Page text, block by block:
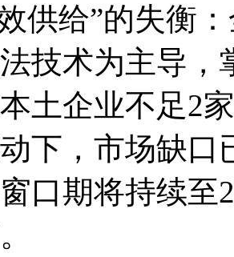
供给”的失衡
技术为主导
土企业不足2
下，市场缺口
口期将持续至